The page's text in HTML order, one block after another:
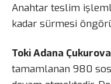
Anahtar teslim
kadar sürmesi
Toki Adana
tamamlanan 980